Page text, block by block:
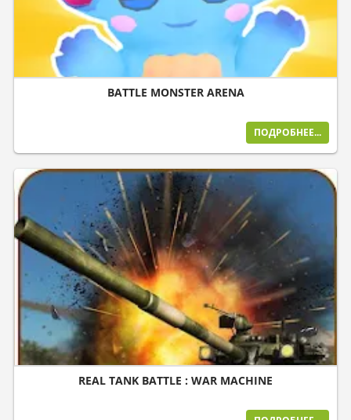
BATTLE MONSTER ARENA
ПОДРОБНЕЕ...
REAL TANK BATTLE : WAR MACHINE